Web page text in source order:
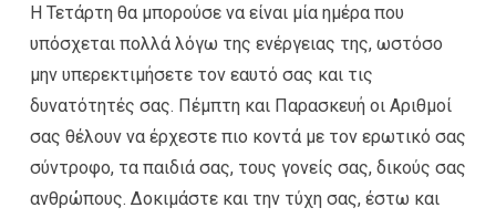
Η Τετάρτη θα μπορούσε να είναι μία ημέρα που
υπόσχεται πολλά λόγω της ενέργειας της, ωστόσο
μην υπερεκτιμήσετε τον εαυτό σας και τις
δυνατότητές σας. Πέμπτη και Παρασκευή οι Αριθμοί
σας θέλουν να έρχεστε πιο κοντά με τον ερωτικό σας
σύντροφο, τα παιδιά σας, τους γονείς σας, δικούς σας
ανθρώπους. Δοκιμάστε και την τύχη σας, έστω και